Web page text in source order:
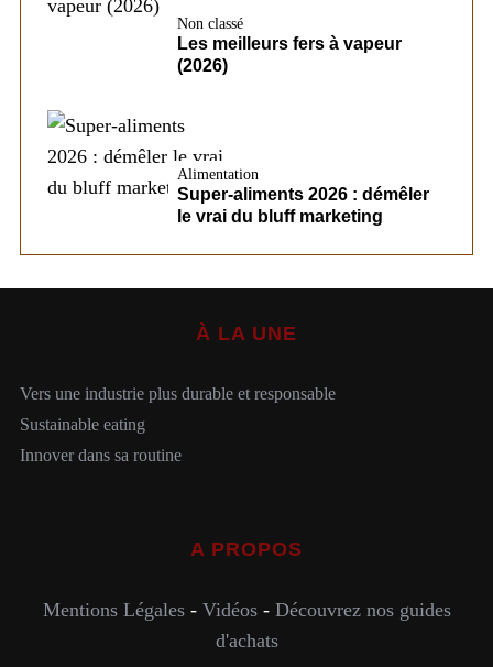
Non classé
Les meilleurs fers à vapeur
(2026)
Alimentation
Super-aliments 2026 : démêler
le vrai du bluff marketing
À LA UNE
Vers une industrie plus durable et responsable
Sustainable eating
Innover dans sa routine
A PROPOS
Mentions Légales- Vidéos- Découvrez nos guides
d'achats